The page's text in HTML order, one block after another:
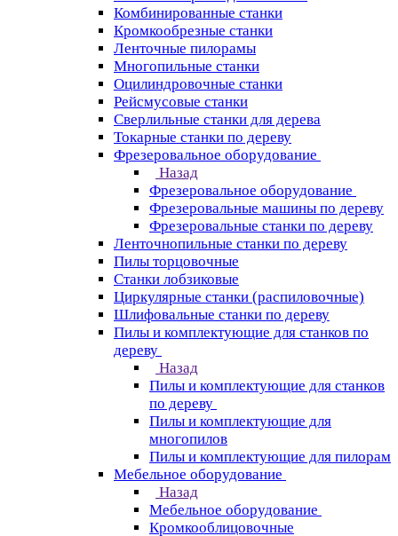
Комбинированные станки
Кромкообрезные станки
Ленточные пилорамы
Многопильные станки
Оцилиндровочные станки
Рейсмусовые станки
Сверлильные станки для дерева
Токарные станки по дереву
Фрезеровальное оборудование
Назад
Фрезеровальное оборудование
Фрезеровальные машины по дереву
Фрезеровальные станки по дереву
Ленточнопильные станки по дереву
Пилы торцовочные
Станки лобзиковые
Циркулярные станки (распиловочные)
Шлифовальные станки по дереву
Пилы и комплектующие для станков по
дереву
Назад
Пилы и комплектующие для станков
по дереву
Пилы и комплектующие для
многопилов
Пилы и комплектующие для пилорам
Мебельное оборудование
Назад
Мебельное оборудование
Кромкооблицовочные